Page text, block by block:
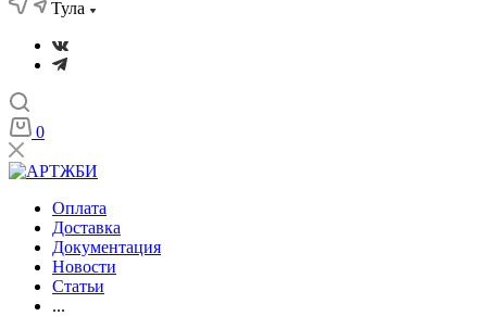
Тула
0
Оплата
Доставка
Документация
Новости
Статьи
...